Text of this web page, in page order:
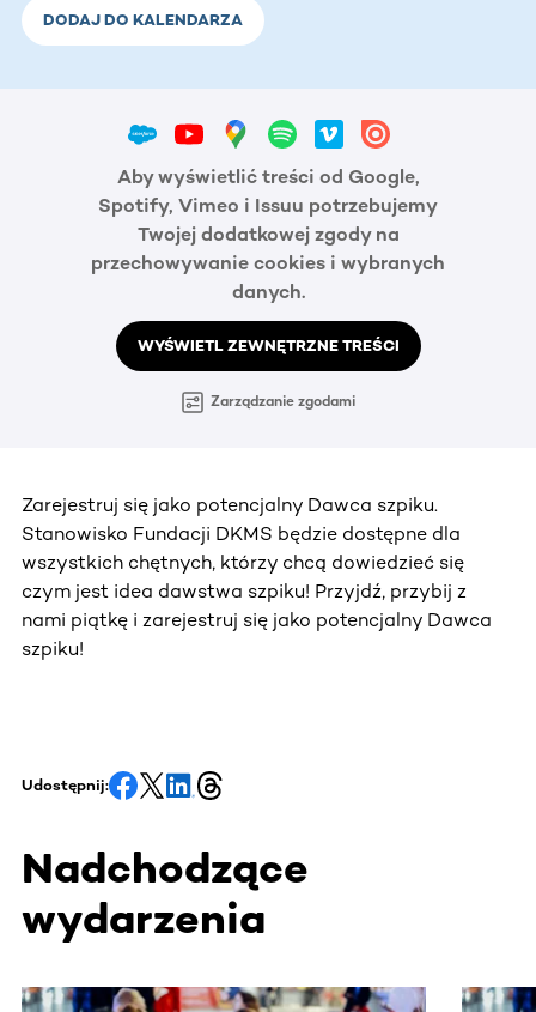
DODAJ DO KALENDARZA
Aby wyświetlić treści od Google,
Spotify, Vimeo i Issuu potrzebujemy
Twojej dodatkowej zgody na
przechowywanie cookies i wybranych
danych.
WYŚWIETL ZEWNĘTRZNE TREŚCI
Zarządzanie zgodami
Zarejestruj się jako potencjalny Dawca szpiku.
Stanowisko Fundacji DKMS będzie dostępne dla
wszystkich chętnych, którzy chcą dowiedzieć się
czym jest idea dawstwa szpiku! Przyjdź, przybij z
nami piątkę i zarejestruj się jako potencjalny Dawca
szpiku!
Udostępnij:
Nadchodzące
wydarzenia
Ta sekcja zawiera treści przewijane w poziomie. Użyj